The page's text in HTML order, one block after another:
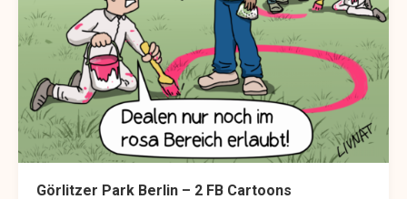
Görlitzer Park Berlin – 2 FB Cartoons